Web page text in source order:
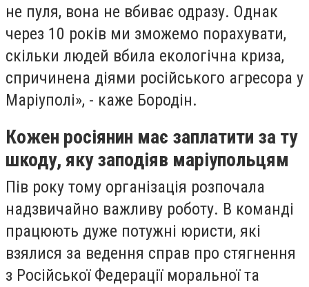
не пуля, вона не вбиває одразу. Однак
через 10 років ми зможемо порахувати,
скільки людей вбила екологічна криза,
спричинена діями російського агресора у
Маріуполі», - каже Бородін.
Кожен росіянин має заплатити за ту
шкоду, яку заподіяв маріупольцям
Пів року тому організація розпочала
надзвичайно важливу роботу. В команді
працюють дуже потужні юристи, які
взялися за ведення справ про стягнення
з Російської Федерації моральної та